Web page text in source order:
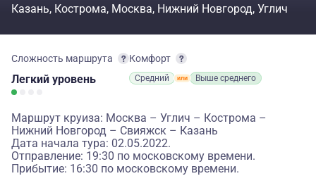
Казань Кострома Москва Нижний Новгород Углич
Сложность маршрута
Легкий уровень
Комфорт
Средний Выше среднего
Маршрут круиза: Москва – Углич – Кострома –
Нижний Новгород – Свияжск – Казань
Дата начала тура: 02.05.2022.
Отправление: 19:30 по московскому времени.
Прибытие: 16:30 по московскому времени.